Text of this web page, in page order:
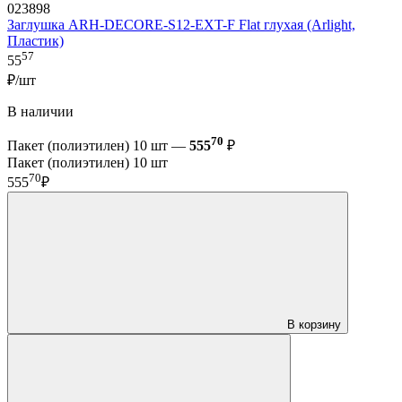
023898
Заглушка ARH-DECORE-S12-EXT-F Flat глухая (Arlight,
Пластик)
5557
₽/шт
В наличии
Пакет (полиэтилен) 10 шт — 55570 ₽
Пакет (полиэтилен) 10 шт
55570₽
В корзину